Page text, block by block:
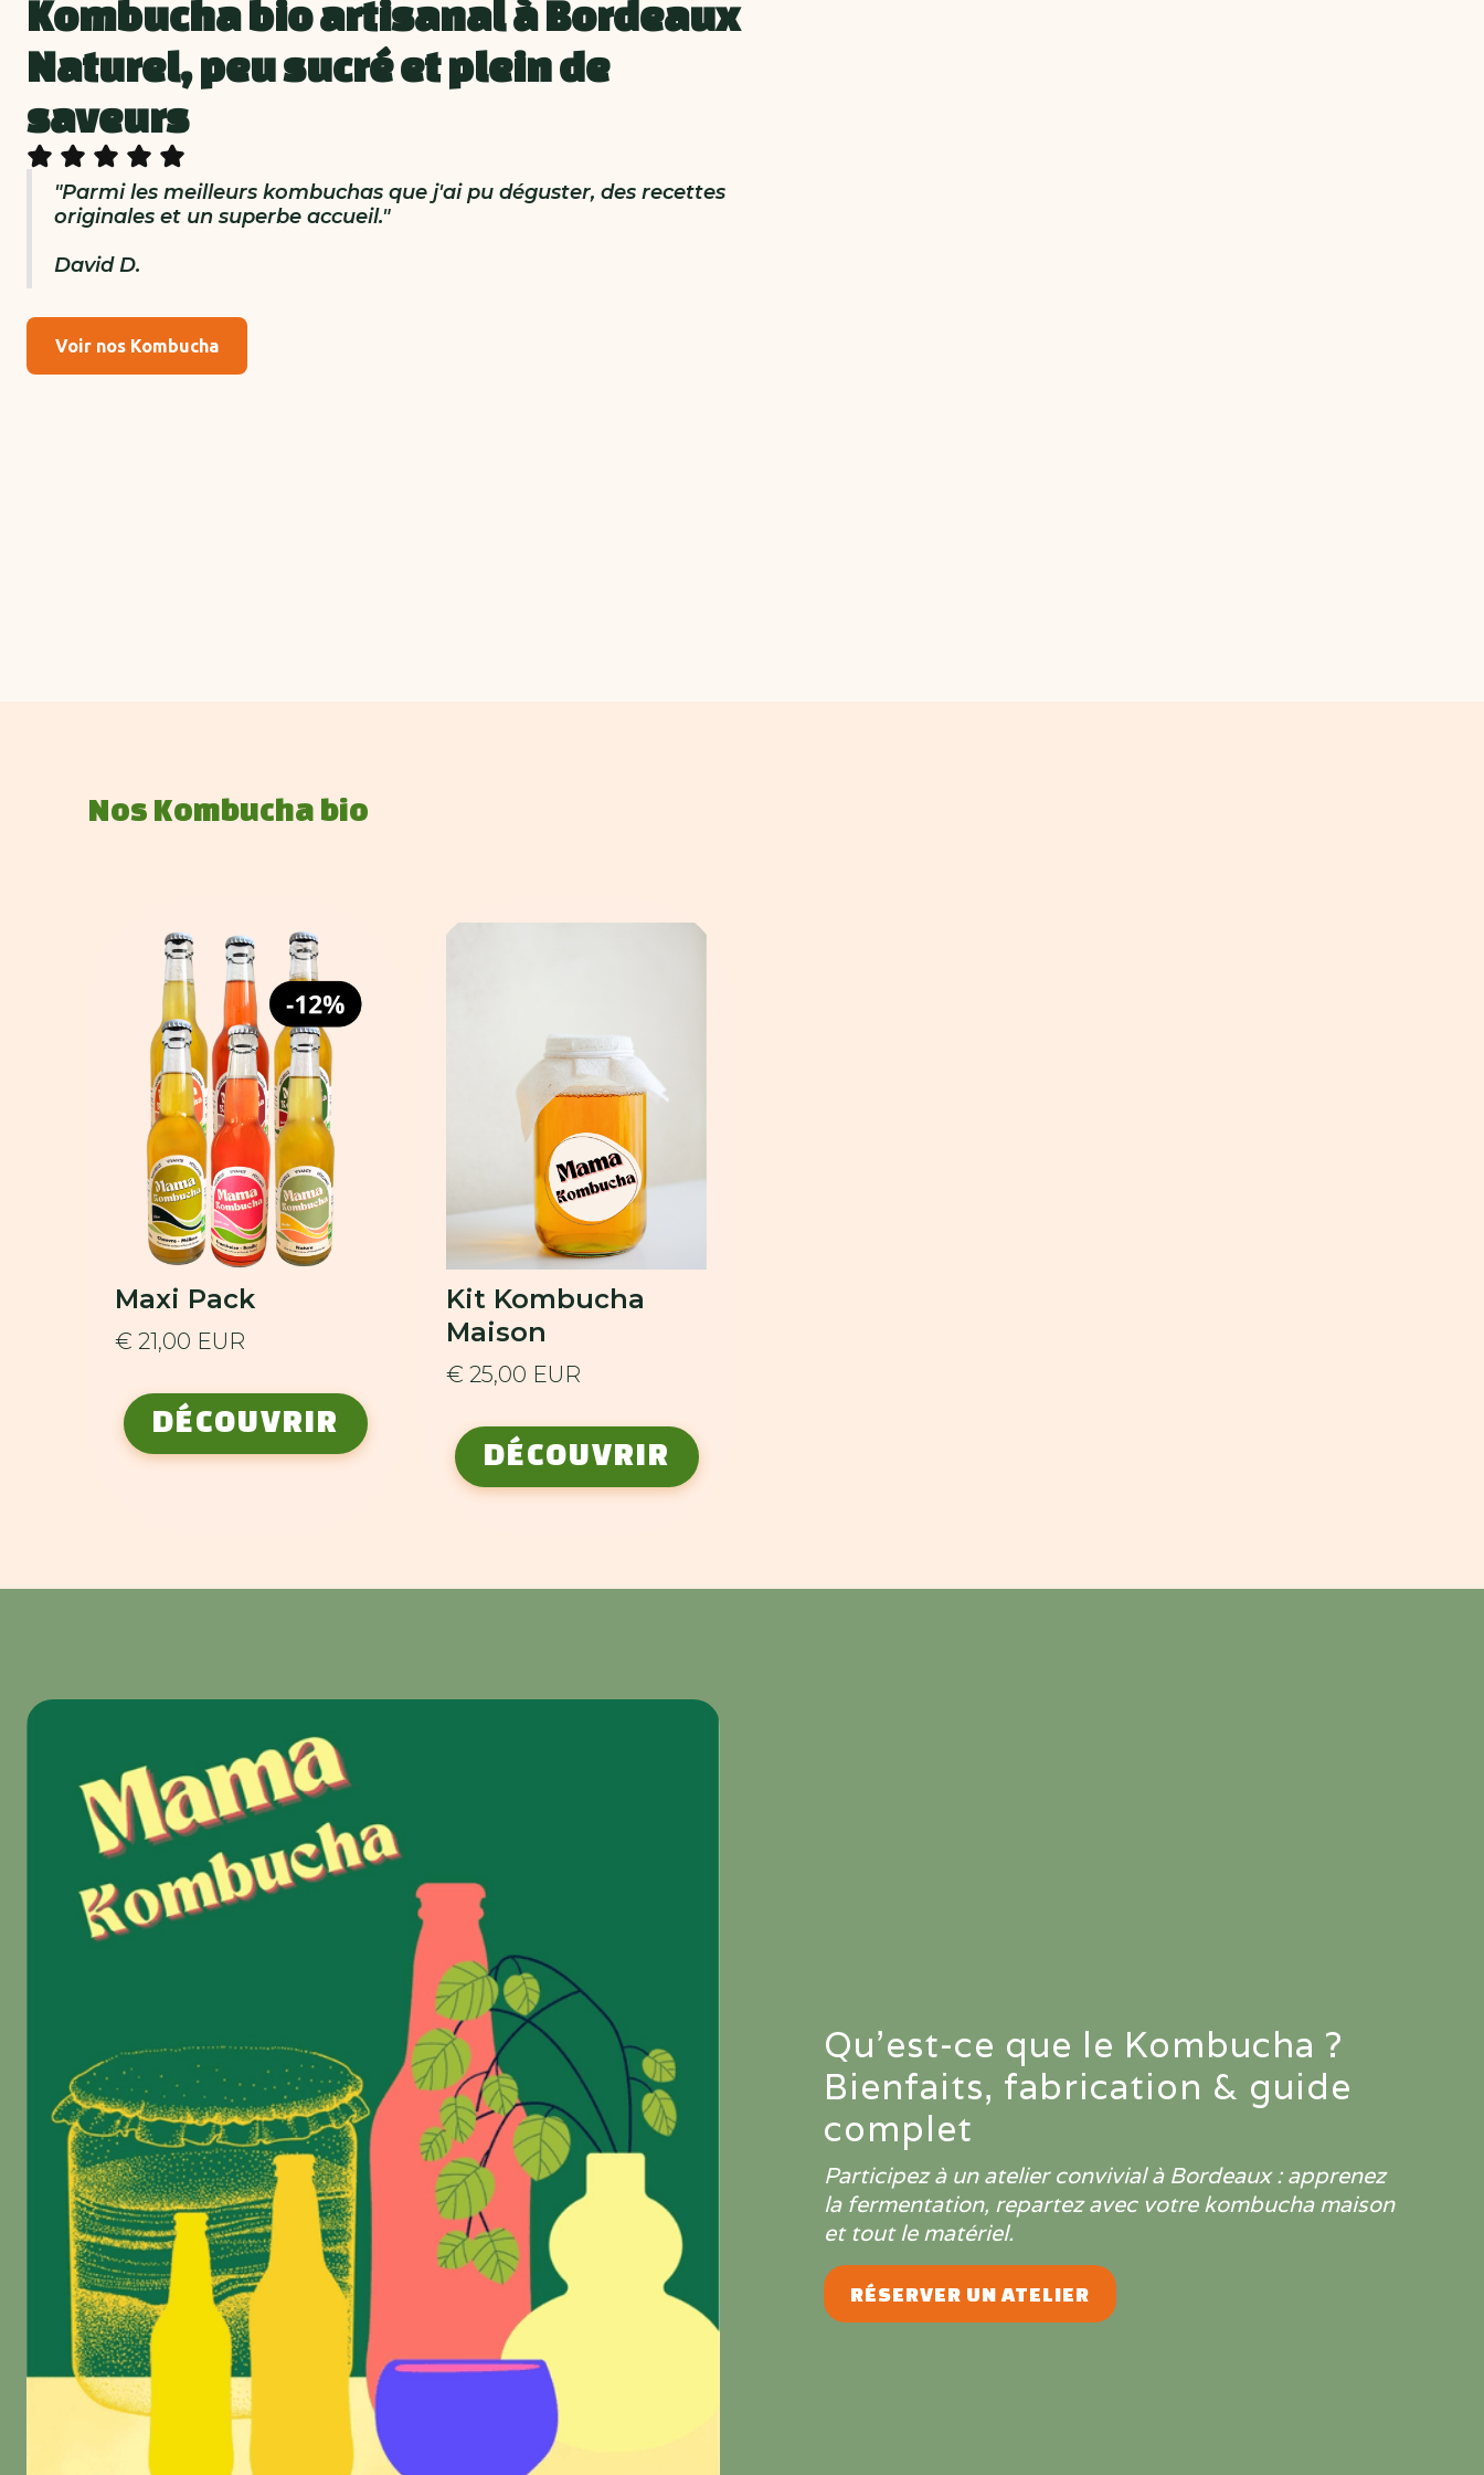
Kombucha bio artisanal à Bordeaux
Naturel, peu sucré et plein de
saveurs
"Parmi les meilleurs kombuchas que j'ai pu déguster, des recettes
originales et un superbe accueil."
David D.
Voir nos Kombucha
Nos Kombucha bio
Maxi Pack
€ 21,00 EUR
DÉCOUVRIR
Kit Kombucha
Maison
€ 25,00 EUR
DÉCOUVRIR
Qu'est-ce que le Kombucha ?
Bienfaits, fabrication & guide
complet
Participez à un atelier convivial à Bordeaux : apprenez
la fermentation, repartez avec votre kombucha maison
et tout le matériel.
RÉSERVER UN ATELIER